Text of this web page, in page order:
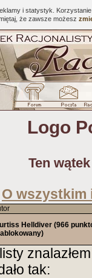
i statystyk.
że zawsze możesz
Logo
Ten
O wszystkim
Helldiver (966
tak: